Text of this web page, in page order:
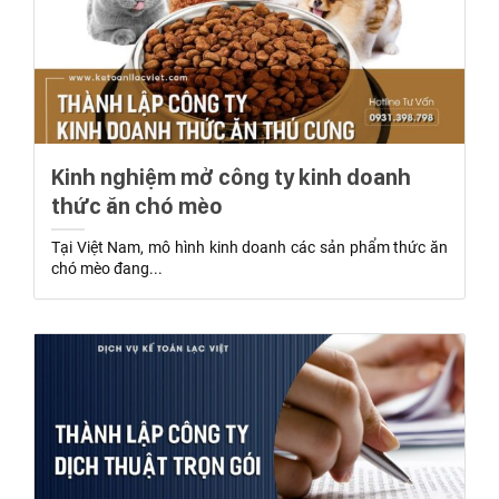
Kinh nghiệm mở công ty kinh doanh
thức ăn chó mèo
Tại Việt Nam, mô hình kinh doanh các sản phẩm thức ăn
chó mèo đang...